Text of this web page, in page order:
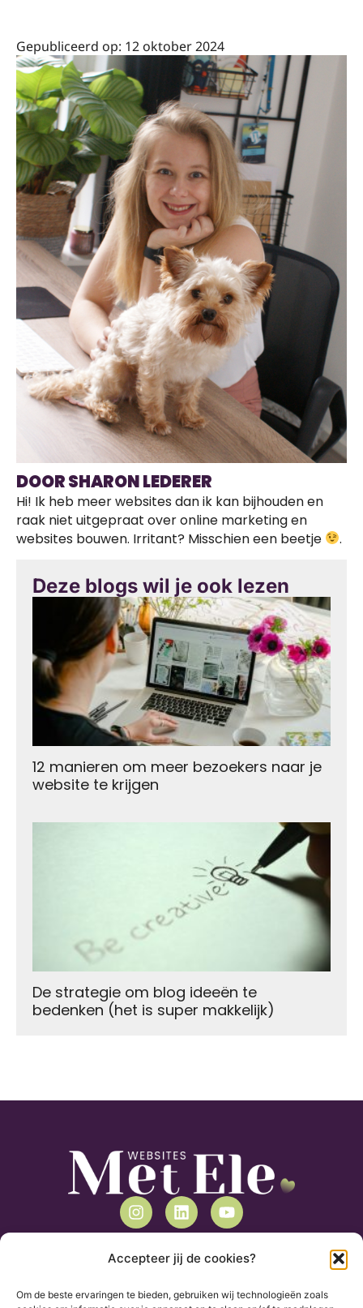
Accepteer jij de cookies?
Om de beste ervaringen te bieden, gebruiken wij technologieën zoals
Gepubliceerd op: 12 oktober 2024
DOOR SHARON LEDERER
Hi! Ik heb meer websites dan ik kan bijhouden en
raak niet uitgepraat over online marketing en
websites bouwen. Irritant? Misschien een beetje
.
Deze blogs wil je ook lezen
12 manieren om meer bezoekers naar je
website te krijgen
De strategie om blog ideeën te
bedenken (het is super makkelijk)
Mijn contactgegevens
Maria van Nassaulaan 86